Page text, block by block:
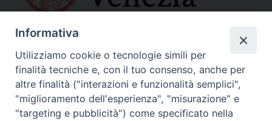
SEDE PRINCIPALE
Palazzo Patriarcale
San Marco, 320/A – 30124 Venezia
Tel. 041-2702411
e-mail curia@patriarcatovenezia.it
Indirizzo PEC: patriarcatovenezia@pec.chiesacattolica.it
Informativa
Utilizziamo cookie o tecnologie simili per
finalità tecniche e, con il tuo consenso, anche per
altre finalità ("interazioni e funzionalità semplici",
"miglioramento dell'esperienza", "misurazione" e
"targeting e pubblicità") come specificato nella